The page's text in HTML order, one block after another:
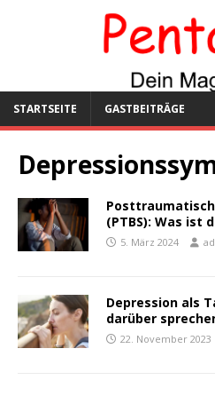
STARTSEITE GASTBEITRÄGE
(PTBS): Was ist
5. März 2024
Depression als
darüber
22. November 2023